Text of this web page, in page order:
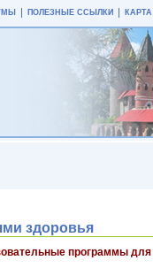
ПОЛЕЗНЫЕ ССЫЛКИ
здоровья
программы